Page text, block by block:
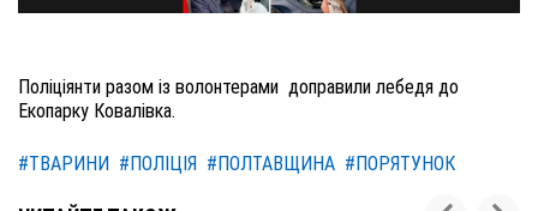
Поліціянти разом із волонтерами доправили лебедя до
Екопарку Ковалівка.
#ТВАРИНИ #ПОЛІЦІЯ #ПОЛТАВЩИНА #ПОРЯТУНОК